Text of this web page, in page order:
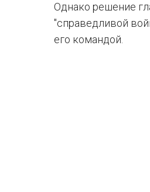
Однако решение
"справедливой
его командой.